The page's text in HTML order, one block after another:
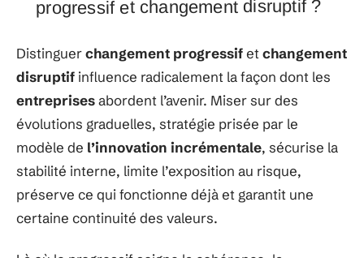
progressif et changement disruptif ?
Distinguerchangement progressifet changement
disruptif influence radicalement la façon dont les
entreprisesabordent l’avenir. Miser sur des
évolutions graduelles, stratégie prisée par le
modèle de l’innovation incrémentale, sécurise la
stabilité interne, limite l’exposition au risque,
préserve ce qui fonctionne déjà et garantit une
certaine continuité des valeurs.